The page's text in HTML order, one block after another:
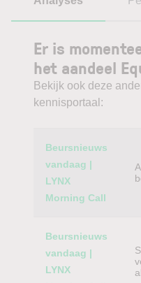
Er is
het aandeel
Bekijk ook deze
kennisportaal:
Category
Beursnieuws
vandaag |
LYNX
Morning Call
Beursnieuws
vandaag |
LYNX